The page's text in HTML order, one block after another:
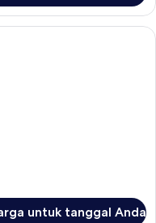
Suite | Area keluarga | TV
untuk tanggal Anda